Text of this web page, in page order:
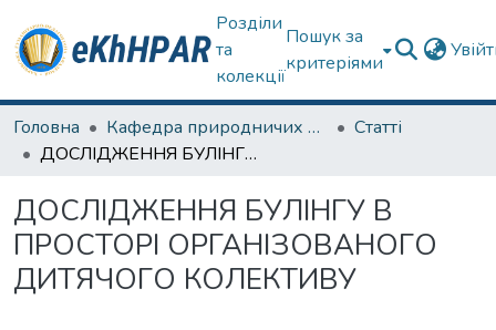
Розділи
та
колекції
Пошук за
критеріями
Головна Кафедра природничих наук та здоров'язбереження
Статті
ДОСЛІДЖЕННЯ БУЛІНГУ В ПРОСТОРІ ОРГАНІЗОВАНОГО ДИТЯЧОГО КОЛЕКТИВУ
ДОСЛІДЖЕННЯ БУЛІНГУ В
ПРОСТОРІ ОРГАНІЗОВАНОГО
ДИТЯЧОГО КОЛЕКТИВУ